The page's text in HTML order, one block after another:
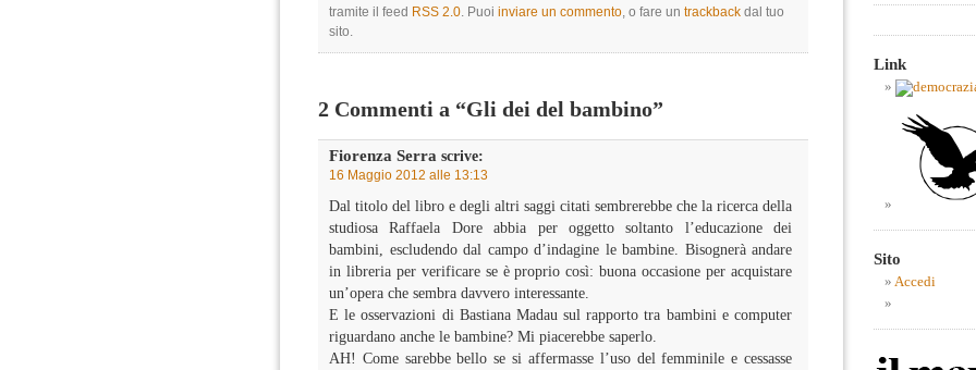
tramite il feed RSS 2.0. Puoi inviare un commento, o fare un trackback dal tuo
sito.
2 Commenti a “Gli dei del bambino”
Fiorenza Serra scrive:
16 Maggio 2012 alle 13:13
Dal titolo del libro e degli altri saggi citati sembrerebbe che la ricerca della
studiosa Raffaela Dore abbia per oggetto soltanto l’educazione dei
bambini, escludendo dal campo d’indagine le bambine. Bisognerà andare
in libreria per verificare se è proprio così: buona occasione per acquistare
un’opera che sembra davvero interessante.
E le osservazioni di Bastiana Madau sul rapporto tra bambini e computer
riguardano anche le bambine? Mi piacerebbe saperlo.
AH! Come sarebbe bello se si affermasse l’uso del femminile e cessasse
Link
Sito
Accedi